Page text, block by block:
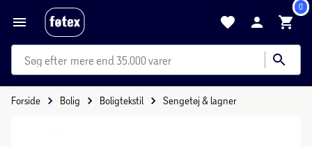
0
mere end 35.000 varer
Forside Bolig Boligtekstil Sengetøj & lagner